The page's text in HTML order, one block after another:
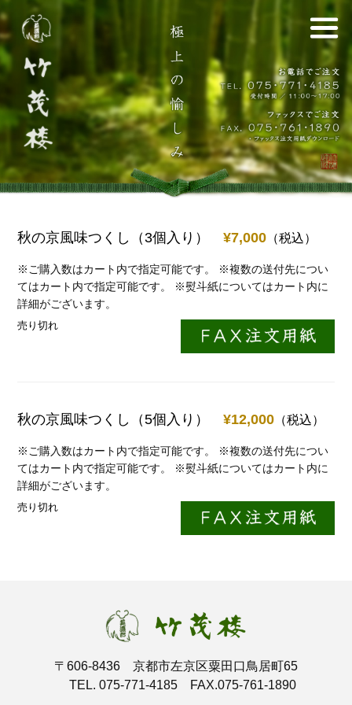
秋の京風味つくし（3個入り）¥7,000 （税込）
※ご購入数はカート内で指定可能です。
※複数の送付先につい
てはカート内で指定可能です。
※熨斗紙についてはカート内に
詳細がございます。
売り切れ
秋の京風味つくし（5個入り）¥12,000 （税込）
※ご購入数はカート内で指定可能です。
※複数の送付先につい
てはカート内で指定可能です。
※熨斗紙についてはカート内に
詳細がございます。
売り切れ
〒606-8436 京都市左京区粟田口鳥居町65
TEL. 075-771-4185 FAX.075-761-1890